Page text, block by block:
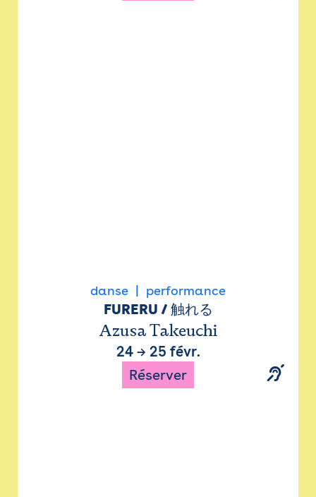
danse performance
FURERU / 触れる
Azusa Takeuchi
24→ 25 févr.
Réserver